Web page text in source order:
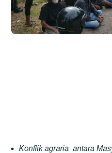
Konflik agraria antara